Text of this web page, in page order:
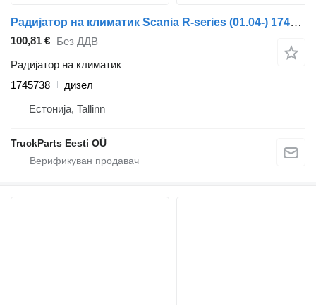
Радијатор на климатик Scania R-series (01.04-) 1745738 за камион влекач Scania P,G,R,T-series (2004-2017)
100,81 € Без ДДВ
Радијатор на климатик
1745738
дизел
Естонија, Tallinn
TruckParts Eesti OÜ